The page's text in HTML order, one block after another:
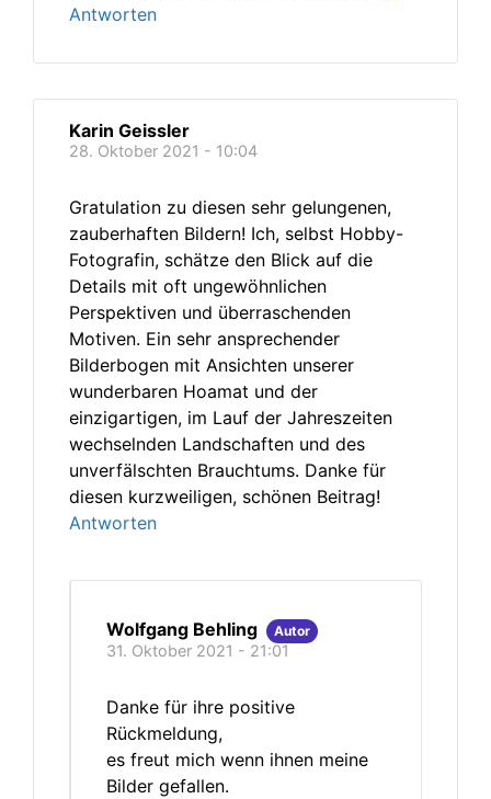
Antworten
Karin Geissler
28. Oktober 2021 - 10:04
Gratulation zu diesen sehr gelungenen,
zauberhaften Bildern! Ich, selbst Hobby-
Fotografin, schätze den Blick auf die
Details mit oft ungewöhnlichen
Perspektiven und überraschenden
Motiven. Ein sehr ansprechender
Bilderbogen mit Ansichten unserer
wunderbaren Hoamat und der
einzigartigen, im Lauf der Jahreszeiten
wechselnden Landschaften und des
unverfälschten Brauchtums. Danke für
diesen kurzweiligen, schönen Beitrag!
Antworten
Wolfgang Behling Autor
31. Oktober 2021 - 21:01
Danke für ihre positive
Rückmeldung,
es freut mich wenn ihnen meine
Bilder gefallen.